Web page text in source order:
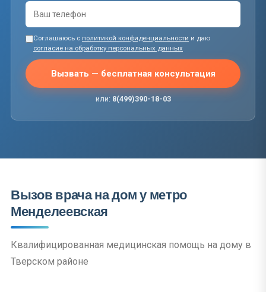
Соглашаюсь с политикой конфиденциальности и даю
согласие на обработку персональных данных
Вызвать — бесплатная консультация
или: 8(499)390-18-03
Вызов врача на дом у метро
Менделеевская
Квалифицированная медицинская помощь на дому в
Тверском районе